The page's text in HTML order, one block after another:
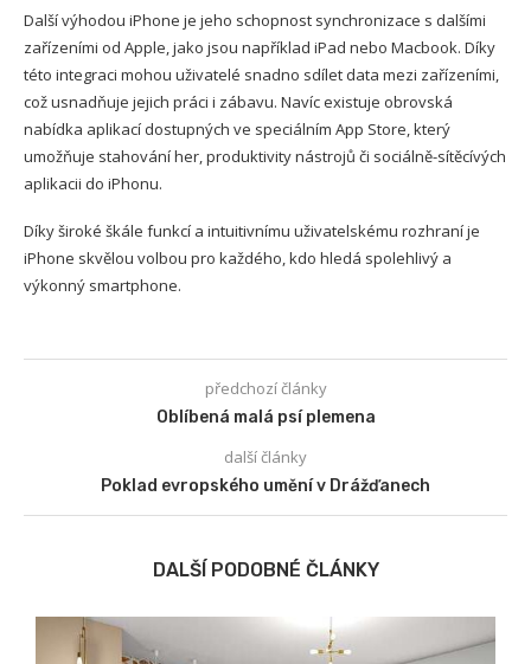
Další výhodou iPhone je jeho schopnost synchronizace s dalšími
zařízeními od Apple, jako jsou například iPad nebo Macbook. Díky
této integraci mohou uživatelé snadno sdílet data mezi zařízeními,
což usnadňuje jejich práci i zábavu. Navíc existuje obrovská
nabídka aplikací dostupných ve speciálním App Store, který
umožňuje stahování her, produktivity nástrojů či sociálně-sítěcívých
aplikacii do iPhonu.
Díky široké škále funkcí a intuitivnímu uživatelskému rozhraní je
iPhone skvělou volbou pro každého, kdo hledá spolehlivý a
výkonný smartphone.
předchozí články
Oblíbená malá psí plemena
další články
Poklad evropského umění v Drážďanech
DALŠÍ PODOBNÉ ČLÁNKY